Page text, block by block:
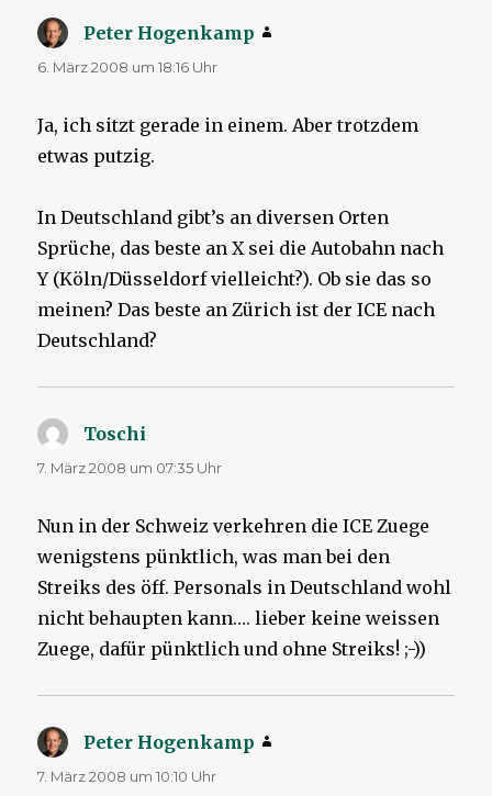
Peter Hogenkamp
6. März 2008 um 18:16 Uhr
Ja, ich sitzt gerade in einem. Aber trotzdem
etwas putzig.
In Deutschland gibt’s an diversen Orten
Sprüche, das beste an X sei die Autobahn nach
Y (Köln/Düsseldorf vielleicht?). Ob sie das so
meinen? Das beste an Zürich ist der ICE nach
Deutschland?
Toschi
7. März 2008 um 07:35 Uhr
Nun in der Schweiz verkehren die ICE Zuege
wenigstens pünktlich, was man bei den
Streiks des öff. Personals in Deutschland wohl
nicht behaupten kann…. lieber keine weissen
Zuege, dafür pünktlich und ohne Streiks! ;-))
Peter Hogenkamp
7. März 2008 um 10:10 Uhr